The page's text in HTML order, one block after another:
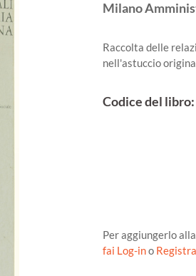
Milano
Raccolta delle
nell'astuccio
Codice del libro:
Per aggiungerlo
fai Log-ino